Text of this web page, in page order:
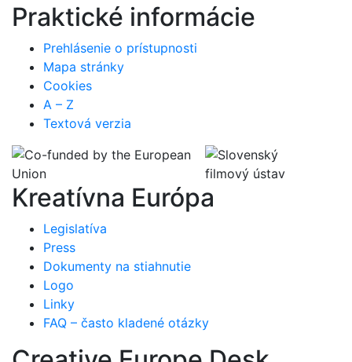
Praktické informácie
Prehlásenie o prístupnosti
Mapa stránky
Cookies
A – Z
Textová verzia
Kreatívna Európa
Legislatíva
Press
Dokumenty na stiahnutie
Logo
Linky
FAQ – často kladené otázky